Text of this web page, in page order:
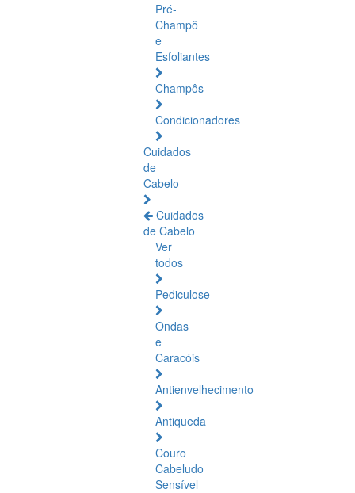
Pré-
Champô
e
Esfoliantes
Champôs
Condicionadores
Cuidados
de
Cabelo
Cuidados
de Cabelo
Ver
todos
Pediculose
Ondas
e
Caracóis
Antienvelhecimento
Antiqueda
Couro
Cabeludo
Sensível